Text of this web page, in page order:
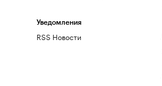
Уведомления
RSS Новости